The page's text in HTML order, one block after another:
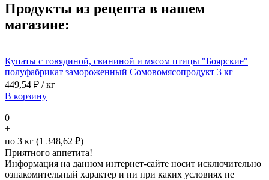
Продукты из рецепта в нашем
магазине:
Купаты с говядиной, свининой и мясом птицы "Боярские"
полуфабрикат замороженный Сомовомясопродукт 3 кг
449,54 ₽ / кг
В корзину
−
0
+
по 3 кг (1 348,62 ₽)
Приятного аппетита!
Информация на данном интернет-сайте носит исключительно
ознакомительный характер и ни при каких условиях не